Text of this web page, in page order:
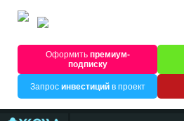
Оформитьпремиум-
подписку
Запрос инвестицийв проект